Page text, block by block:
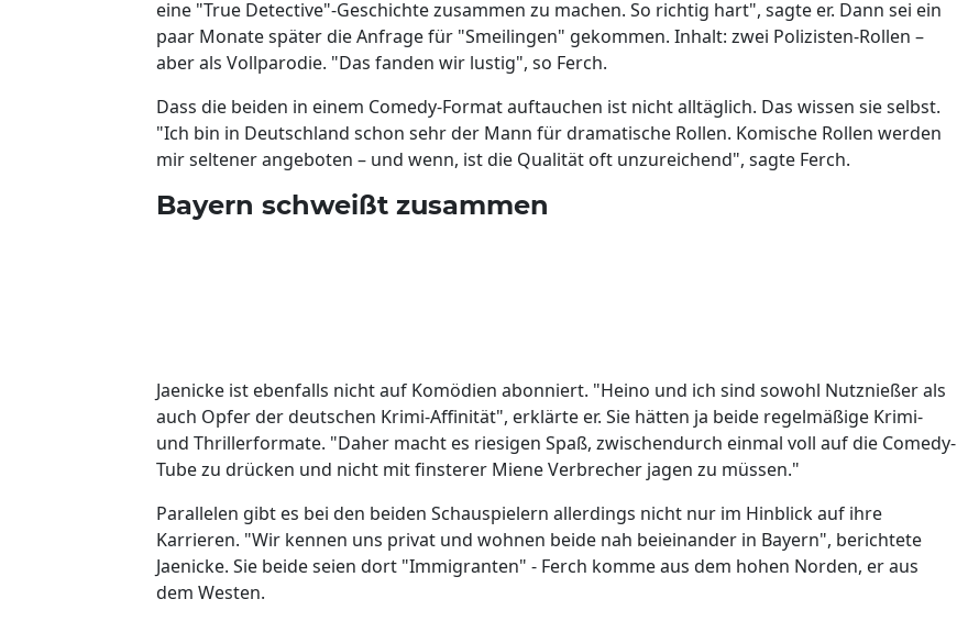
eine "True Detective"-Geschichte zusammen zu machen. So richtig hart", sagte er. Dann sei ein
paar Monate später die Anfrage für "Smeilingen" gekommen. Inhalt: zwei Polizisten-Rollen –
aber als Vollparodie. "Das fanden wir lustig", so Ferch.
Dass die beiden in einem Comedy-Format auftauchen ist nicht alltäglich. Das wissen sie selbst.
"Ich bin in Deutschland schon sehr der Mann für dramatische Rollen. Komische Rollen werden
mir seltener angeboten – und wenn, ist die Qualität oft unzureichend", sagte Ferch.
Bayern schweißt zusammen
Jaenicke ist ebenfalls nicht auf Komödien abonniert. "Heino und ich sind sowohl Nutznießer als
auch Opfer der deutschen Krimi-Affinität", erklärte er. Sie hätten ja beide regelmäßige Krimi-
und Thrillerformate. "Daher macht es riesigen Spaß, zwischendurch einmal voll auf die Comedy-
Tube zu drücken und nicht mit finsterer Miene Verbrecher jagen zu müssen."
Parallelen gibt es bei den beiden Schauspielern allerdings nicht nur im Hinblick auf ihre
Karrieren. "Wir kennen uns privat und wohnen beide nah beieinander in Bayern", berichtete
Jaenicke. Sie beide seien dort "Immigranten" - Ferch komme aus dem hohen Norden, er aus
dem Westen.